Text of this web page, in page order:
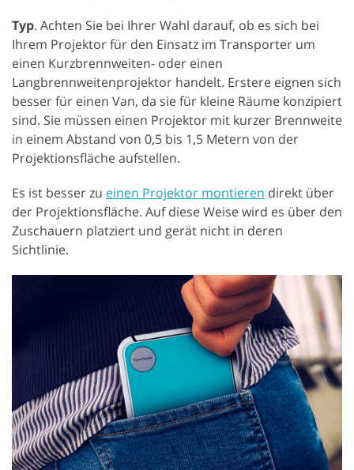
Typ. Achten Sie bei Ihrer Wahl darauf, ob es sich bei
Ihrem Projektor für den Einsatz im Transporter um
einen Kurzbrennweiten- oder einen
Langbrennweitenprojektor handelt. Erstere eignen sich
besser für einen Van, da sie für kleine Räume konzipiert
sind. Sie müssen einen Projektor mit kurzer Brennweite
in einem Abstand von 0,5 bis 1,5 Metern von der
Projektionsfläche aufstellen.
Es ist besser zu einen Projektor montieren direkt über
der Projektionsfläche. Auf diese Weise wird es über den
Zuschauern platziert und gerät nicht in deren
Sichtlinie.